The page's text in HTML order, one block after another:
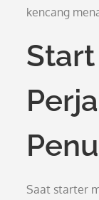
kencang
Saat starter